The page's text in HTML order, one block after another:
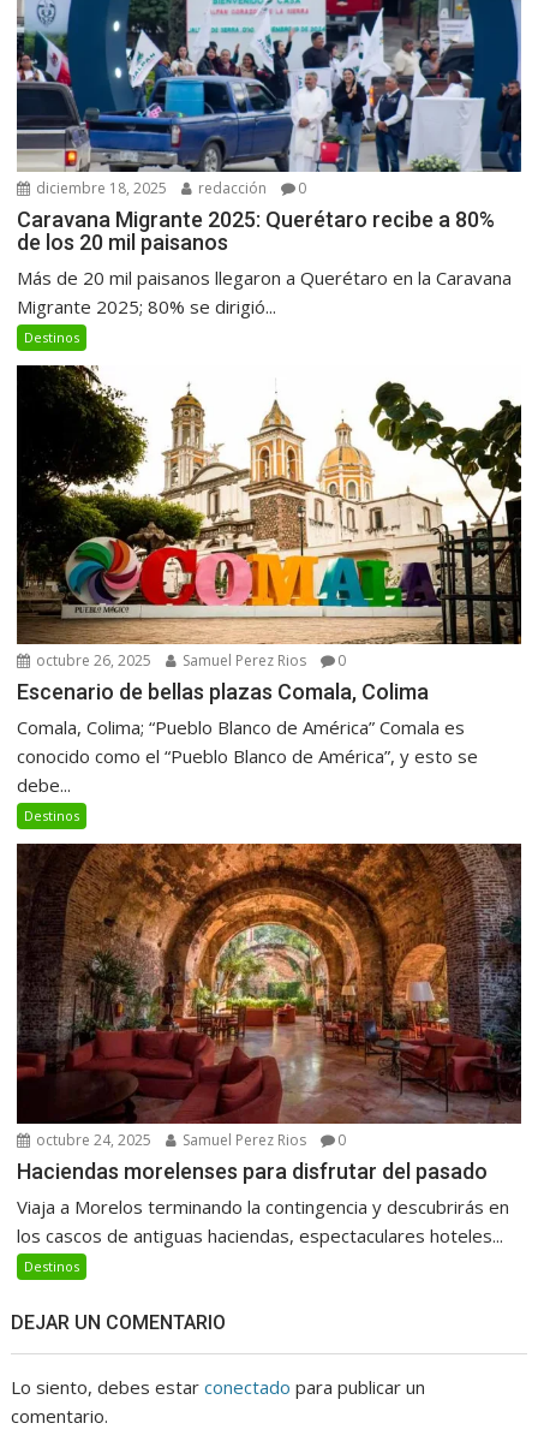
diciembre 18, 2025 redacción 0
Caravana Migrante 2025: Querétaro recibe a 80%
de los 20 mil paisanos
Más de 20 mil paisanos llegaron a Querétaro en la Caravana
Migrante 2025; 80% se dirigió...
Destinos
octubre 26, 2025 Samuel Perez Rios 0
Escenario de bellas plazas Comala, Colima
Comala, Colima; “Pueblo Blanco de América” Comala es
conocido como el “Pueblo Blanco de América”, y esto se
debe...
Destinos
octubre 24, 2025 Samuel Perez Rios 0
Haciendas morelenses para disfrutar del pasado
Viaja a Morelos terminando la contingencia y descubrirás en
los cascos de antiguas haciendas, espectaculares hoteles...
Destinos
DEJAR UN COMENTARIO
Lo siento, debes estarconectado para publicar un
comentario.